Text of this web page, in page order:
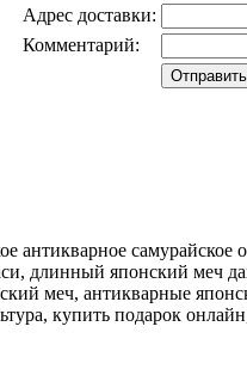
Адрес доставки:
Комментарий:
антикварное
длинный японский меч
меч, антикварные
купить подарок